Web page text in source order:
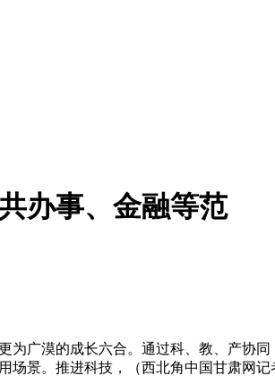
办事、金融等范
广漠的成长六合。通过科、教、产协
景。推进科技，（西北角中国甘肃网